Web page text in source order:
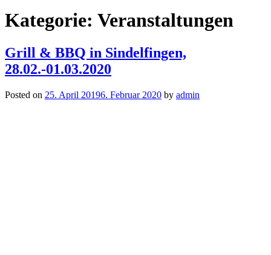
Kategorie: Veranstaltungen
Grill & BBQ in Sindelfingen,
28.02.-01.03.2020
Posted on 25. April 20196. Februar 2020 by admin